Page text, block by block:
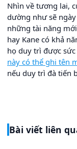
Nhìn về tương lai,
dường như sẽ
những tài năng
hay Kane có khả
họ duy trì được
này có thể ghi tên
nếu duy trì đà tiến
Bài viết liên